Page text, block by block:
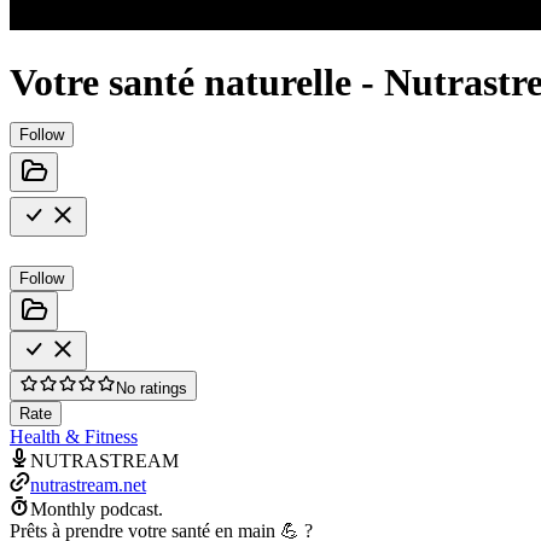
Votre santé naturelle -
Follow
Follow
No ratings
Rate
Health & Fitness
NUTRASTREAM
nutrastream.net
Monthly podcast.
Prêts à prendre votre santé en main 💪 ?